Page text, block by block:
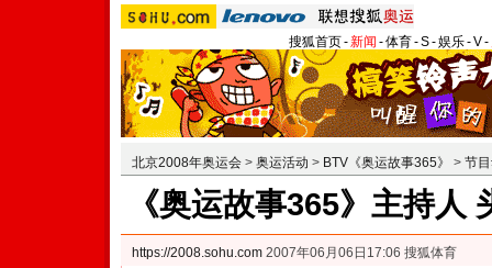
搜狐首页-新闻 -体育-S-娱乐-V-
北京2008年奥运会 > 奥运活动 > BTV《奥运故事365》 > 节
《奥运故事365》主持人
https://2008.sohu.com 2007年06月06日17:06 搜狐体育